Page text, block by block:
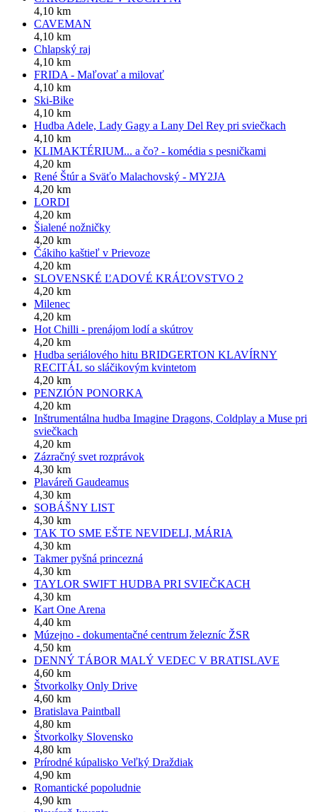
4,10 km
CAVEMAN
4,10 km
Chlapský raj
4,10 km
FRIDA - Maľovať a milovať
4,10 km
Ski-Bike
4,10 km
Hudba Adele, Lady Gagy a Lany Del Rey pri sviečkach
4,10 km
KLIMAKTÉRIUM... a čo? - komédia s pesničkami
4,20 km
René Štúr a Sväťo Malachovský - MY2JA
4,20 km
LORDI
4,20 km
Šialené nožničky
4,20 km
Čákiho kaštieľ v Prievoze
4,20 km
SLOVENSKÉ ĽADOVÉ KRÁĽOVSTVO 2
4,20 km
Milenec
4,20 km
Hot Chilli - prenájom lodí a skútrov
4,20 km
Hudba seriálového hitu BRIDGERTON KLAVÍRNY
RECITÁL so sláčikovým kvintetom
4,20 km
PENZIÓN PONORKA
4,20 km
Inštrumentálna hudba Imagine Dragons, Coldplay a Muse pri
sviečkach
4,20 km
Zázračný svet rozprávok
4,30 km
Plaváreň Gaudeamus
4,30 km
SOBÁŠNY LIST
4,30 km
TAK TO SME EŠTE NEVIDELI, MÁRIA
4,30 km
Takmer pyšná princezná
4,30 km
TAYLOR SWIFT HUDBA PRI SVIEČKACH
4,30 km
Kart One Arena
4,40 km
Múzejno - dokumentačné centrum železníc ŽSR
4,50 km
DENNÝ TÁBOR MALÝ VEDEC V BRATISLAVE
4,60 km
Štvorkolky Only Drive
4,60 km
Bratislava Paintball
4,80 km
Štvorkolky Slovensko
4,80 km
Prírodné kúpalisko Veľký Draždiak
4,90 km
Romantické popoludnie
4,90 km